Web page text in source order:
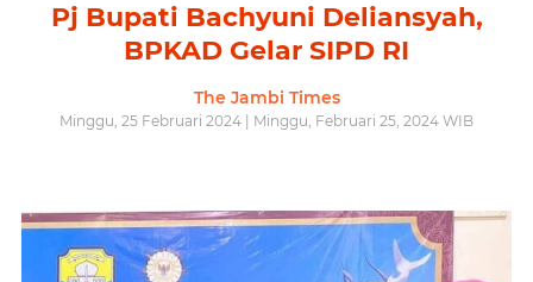
Pj Bupati Bachyuni Deliansyah,
BPKAD Gelar SIPD RI
The Jambi Times
Minggu, 25 Februari 2024 | Minggu, Februari 25, 2024 WIB